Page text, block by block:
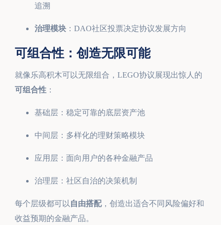
追溯
治理模块 ：DAO社区投票决定协议发展方向
可组合性：创造无限可能
就像乐高积木可以无限组合，LEGO协议展现出惊人的
可组合性 ：
基础层：稳定可靠的底层资产池
中间层：多样化的理财策略模块
应用层：面向用户的各种金融产品
治理层：社区自治的决策机制
每个层级都可以 自由搭配，创造出适合不同风险偏好和
收益预期的金融产品。